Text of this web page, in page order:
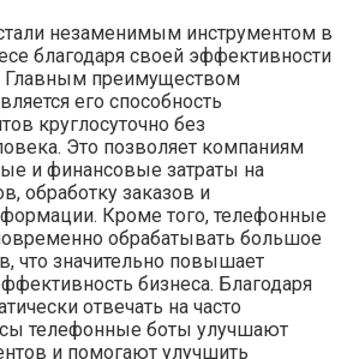
незаменимым инструментом в
благодаря своей эффективности
Главным преимуществом
его способность
круглосуточно без
Это позволяет компаниям
и финансовые затраты на
обработку заказов и
Кроме того, телефонные
обрабатывать большое
что значительно повышает
бизнеса. Благодаря
отвечать на часто
телефонные боты улучшают
и помогают улучшить